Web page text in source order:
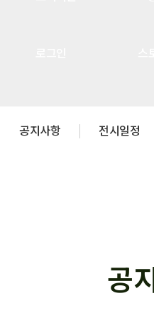
공지사항 전시일정
공